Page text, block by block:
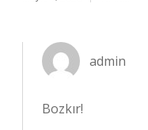
admin
Bozkır!